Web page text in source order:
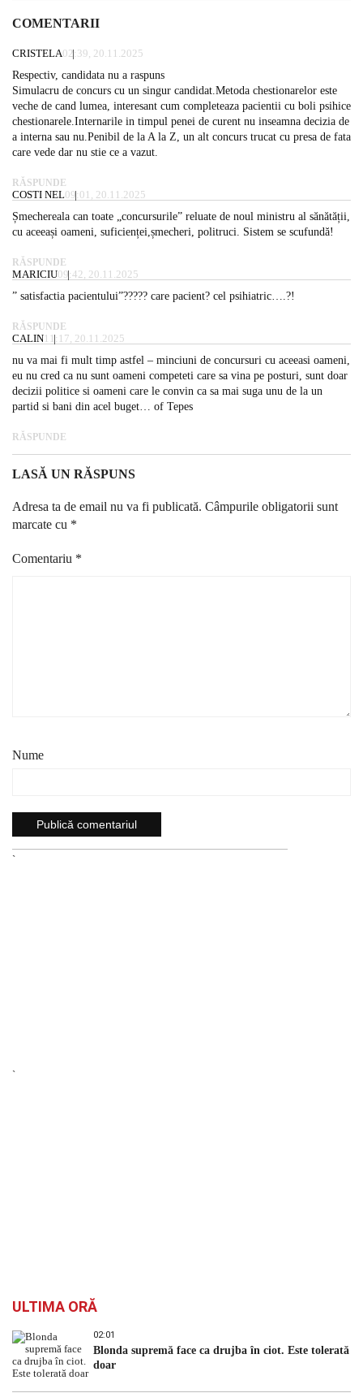
COMENTARII
CRISTELA02:39, 20.11.2025
Respectiv, candidata nu a raspuns
Simulacru de concurs cu un singur candidat.Metoda chestionarelor este
veche de cand lumea, interesant cum completeaza pacientii cu boli psihice
chestionarele.Internarile in timpul penei de curent nu inseamna decizia de
a interna sau nu.Penibil de la A la Z, un alt concurs trucat cu presa de fata
care vede dar nu stie ce a vazut.
RĂSPUNDE
COSTI NEL09:01, 20.11.2025
Șmechereala can toate „concursurile” reluate de noul ministru al sănătății,
cu aceeași oameni, suficienței,șmecheri, politruci. Sistem se scufundă!
RĂSPUNDE
MARICIU09:42, 20.11.2025
” satisfactia pacientului”????? care pacient? cel psihiatric….?!
RĂSPUNDE
CALIN11:17, 20.11.2025
nu va mai fi mult timp astfel – minciuni de concursuri cu aceeasi oameni,
eu nu cred ca nu sunt oameni competeti care sa vina pe posturi, sunt doar
decizii politice si oameni care le convin ca sa mai suga unu de la un
partid si bani din acel buget… of Tepes
RĂSPUNDE
LASĂ UN RĂSPUNS
Adresa ta de email nu va fi publicată. Câmpurile obligatorii sunt
marcate cu *
Comentariu *
Nume
`
`
ULTIMA ORĂ
02:01
Blonda supremă face ca drujba în ciot. Este tolerată
doar